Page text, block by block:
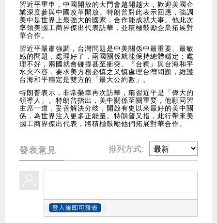
習近平重申，中國開放的大門會越開越大，歡迎美國企
業深度參與中國改革開放。特朗普對此表示回應，強調
美中是世界上最強大的國家，合作能成就大事。他此次
率領美國工商界傑出代表訪華，並積極鼓勵企業拓展對
華合作。
習近平嚴肅強調，台灣問題是中美關係中最重要、最敏
感的問題，處理好了，兩國關係就能保持總體穩定；處
理不好，兩國就會碰撞甚至衝突。『台獨』與台海和平
水火不容，要求美方務必慎之又慎處理台灣問題，維護
台海和平穩定是雙方的「最大公約數」。
特朗普表示，非常榮幸再次訪華，稱習近平是「偉大的
領導人」。特朗普指出，美中關係至關重要，他願同習
主席一道，妥善解決分歧，開啟有史以來最好的美中關
係，為世界注入更多正能量。特朗普又指，此行帶來美
國工商界傑出代表，將積極鼓勵他們拓展對華合作。
發表意見 排列方式: